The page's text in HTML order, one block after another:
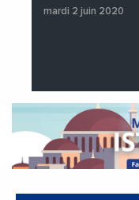
mardi 2 juin 2020